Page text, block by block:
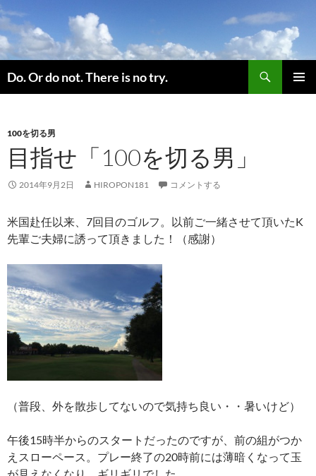
コ
ン
テ
ン
ツ
へ
Do. Or do not. There is no try.
索
100を切る男
目指せ「100を切る男」
2014年9月2日 HIROPON181 コメントする
米国赴任以来、7回目のゴルフ。以前ご一緒させて頂いたK
先輩ご夫婦に誘って頂きました！（感謝）
（普段、外を散歩してないので気持ち良い・・暑いけど）
午後15時半からのスタートだったのですが、前の組がつか
えスローペース。プレー終了の20時前には薄暗くなって玉